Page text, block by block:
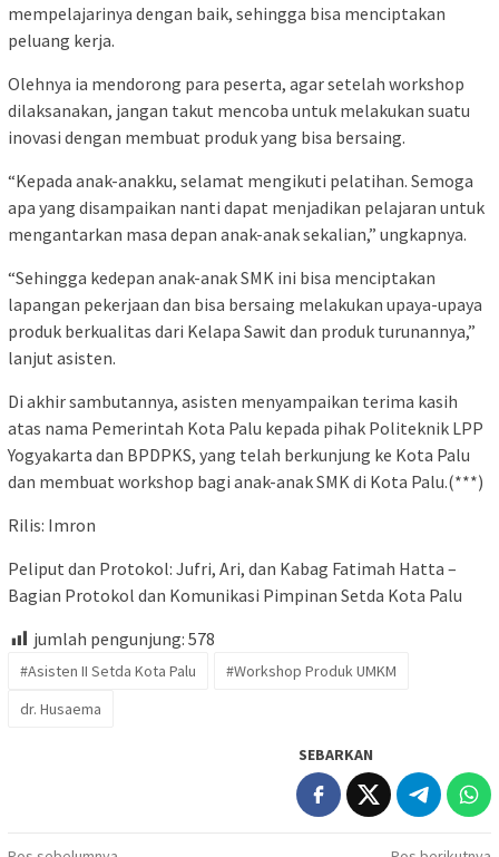
mempelajarinya dengan baik, sehingga bisa menciptakan
peluang kerja.
Olehnya ia mendorong para peserta, agar setelah workshop
dilaksanakan, jangan takut mencoba untuk melakukan suatu
inovasi dengan membuat produk yang bisa bersaing.
“Kepada anak-anakku, selamat mengikuti pelatihan. Semoga
apa yang disampaikan nanti dapat menjadikan pelajaran untuk
mengantarkan masa depan anak-anak sekalian,” ungkapnya.
“Sehingga kedepan anak-anak SMK ini bisa menciptakan
lapangan pekerjaan dan bisa bersaing melakukan upaya-upaya
produk berkualitas dari Kelapa Sawit dan produk turunannya,”
lanjut asisten.
Di akhir sambutannya, asisten menyampaikan terima kasih
atas nama Pemerintah Kota Palu kepada pihak Politeknik LPP
Yogyakarta dan BPDPKS, yang telah berkunjung ke Kota Palu
dan membuat workshop bagi anak-anak SMK di Kota Palu.(***)
Rilis: Imron
Peliput dan Protokol: Jufri, Ari, dan Kabag Fatimah Hatta –
Bagian Protokol dan Komunikasi Pimpinan Setda Kota Palu
jumlah pengunjung: 578
#Asisten II Setda Kota Palu
#Workshop Produk UMKM
dr. Husaema
SEBARKAN